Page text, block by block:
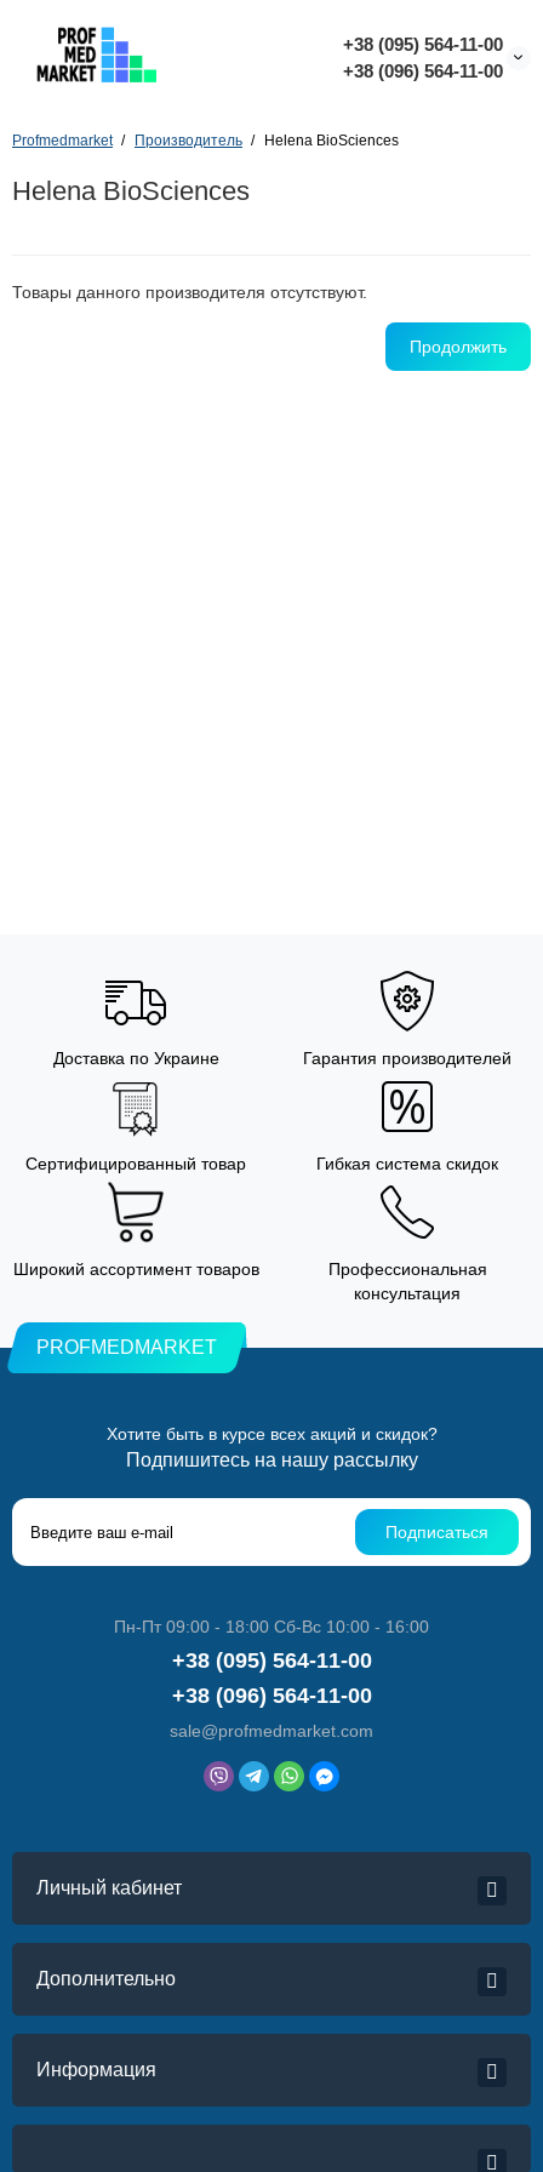
+38 (095) 564-11-00
+38 (096) 564-11-00
Profmedmarket Производитель Helena BioSciences
Helena BioSciences
Товары данного производителя отсутствуют.
Продолжить
Доставка по Украине Гарантия производителей
Сертифицированный товар Гибкая система скидок
Широкий ассортимент товаров
Профессиональная
консультация
PROFMEDMARKET
Хотите быть в курсе всех акций и скидок?
Подпишитесь на нашу рассылку
Подписаться
Пн-Пт 09:00 - 18:00 Сб-Вс 10:00 - 16:00
+38 (095) 564-11-00
+38 (096) 564-11-00
sale@profmedmarket.com
Личный кабинет
Дополнительно
Информация